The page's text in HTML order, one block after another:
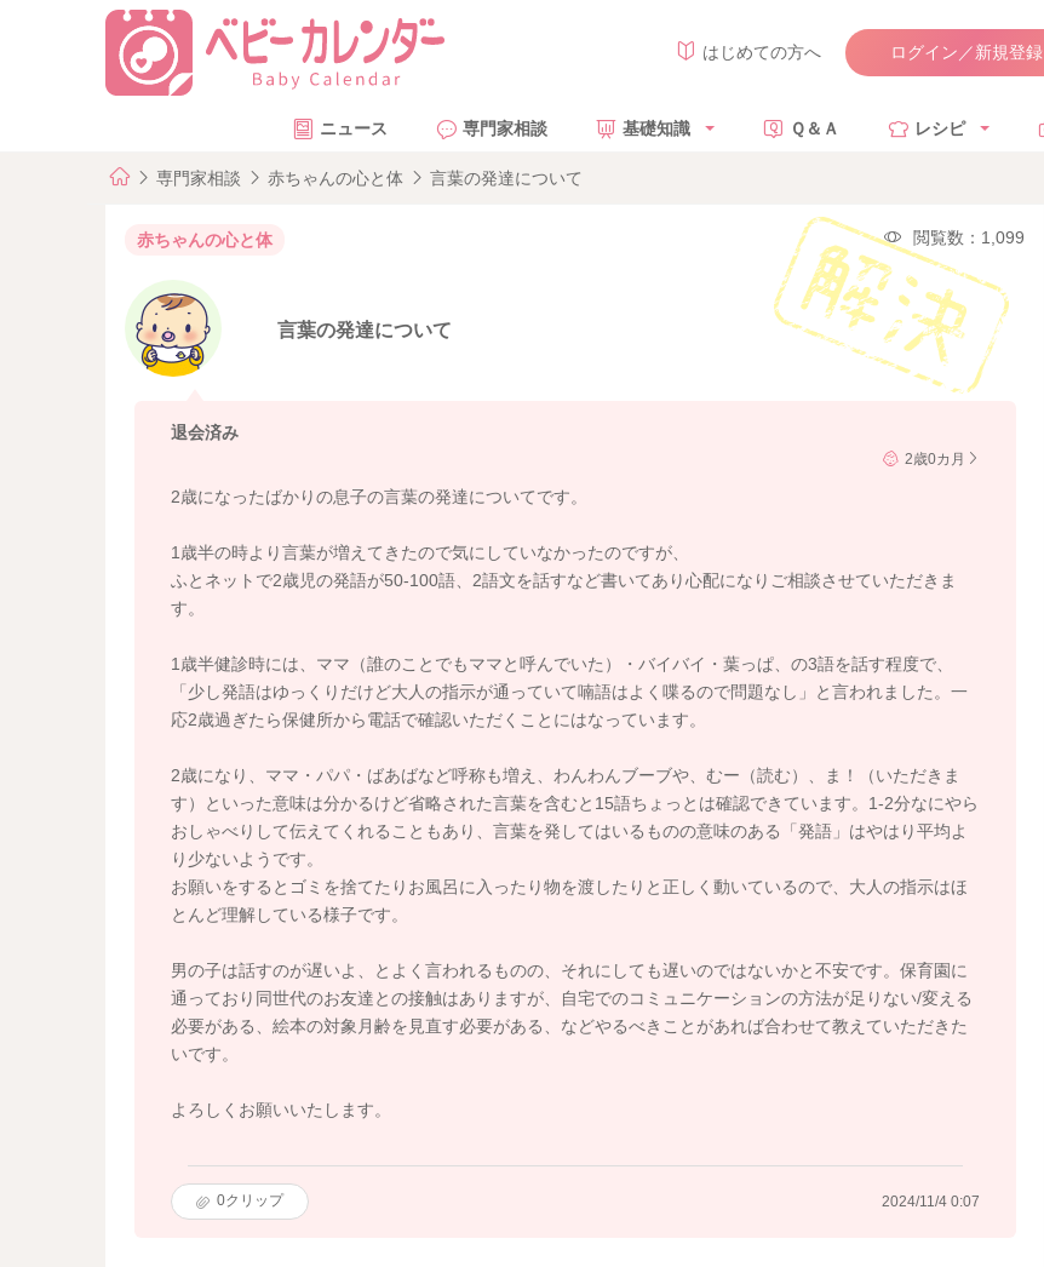
はじめての方へ ログイン／新規登録
ニュース 専門家相談 基礎知識 Ｑ＆Ａ レシピ
専門家相談 赤ちゃんの心と体 言葉の発達について
赤ちゃんの心と体 閲覧数：1,099
言葉の発達について
退会済み
2歳0カ月
2歳になったばかりの息子の言葉の発達についてです。
1歳半の時より言葉が増えてきたので気にしていなかったのですが、
ふとネットで2歳児の発語が50-100語、2語文を話すなど書いてあり心配になりご相談させていただきま
す。
1歳半健診時には、ママ（誰のことでもママと呼んでいた）・バイバイ・葉っぱ、の3語を話す程度で、
「少し発語はゆっくりだけど大人の指示が通っていて喃語はよく喋るので問題なし」と言われました。一
応2歳過ぎたら保健所から電話で確認いただくことにはなっています。
2歳になり、ママ・パパ・ばあばなど呼称も増え、わんわんブーブや、むー（読む）、ま！（いただきま
す）といった意味は分かるけど省略された言葉を含むと15語ちょっとは確認できています。1-2分なにやら
おしゃべりして伝えてくれることもあり、言葉を発してはいるものの意味のある「発語」はやはり平均よ
り少ないようです。
お願いをするとゴミを捨てたりお風呂に入ったり物を渡したりと正しく動いているので、大人の指示はほ
とんど理解している様子です。
男の子は話すのが遅いよ、とよく言われるものの、それにしても遅いのではないかと不安です。保育園に
通っており同世代のお友達との接触はありますが、自宅でのコミュニケーションの方法が足りない/変える
必要がある、絵本の対象月齢を見直す必要がある、などやるべきことがあれば合わせて教えていただきた
いです。
よろしくお願いいたします。
0クリップ 2024/11/4 0:07